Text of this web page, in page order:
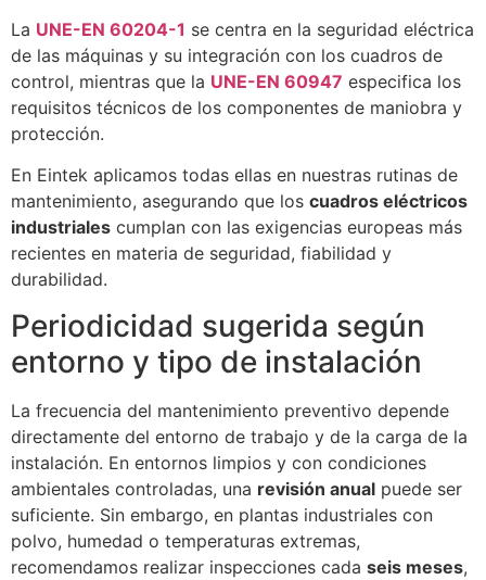
La UNE-EN 60204-1 se centra en la seguridad eléctrica
de las máquinas y su integración con los cuadros de
control, mientras que la UNE-EN 60947 especifica los
requisitos técnicos de los componentes de maniobra y
protección.
En Eintek aplicamos todas ellas en nuestras rutinas de
mantenimiento, asegurando que los cuadros eléctricos
industriales cumplan con las exigencias europeas más
recientes en materia de seguridad, fiabilidad y
durabilidad.
Periodicidad sugerida según
entorno y tipo de instalación
La frecuencia del mantenimiento preventivo depende
directamente del entorno de trabajo y de la carga de la
instalación. En entornos limpios y con condiciones
ambientales controladas, una revisión anual puede ser
suficiente. Sin embargo, en plantas industriales con
polvo, humedad o temperaturas extremas,
recomendamos realizar inspecciones cada seis meses,